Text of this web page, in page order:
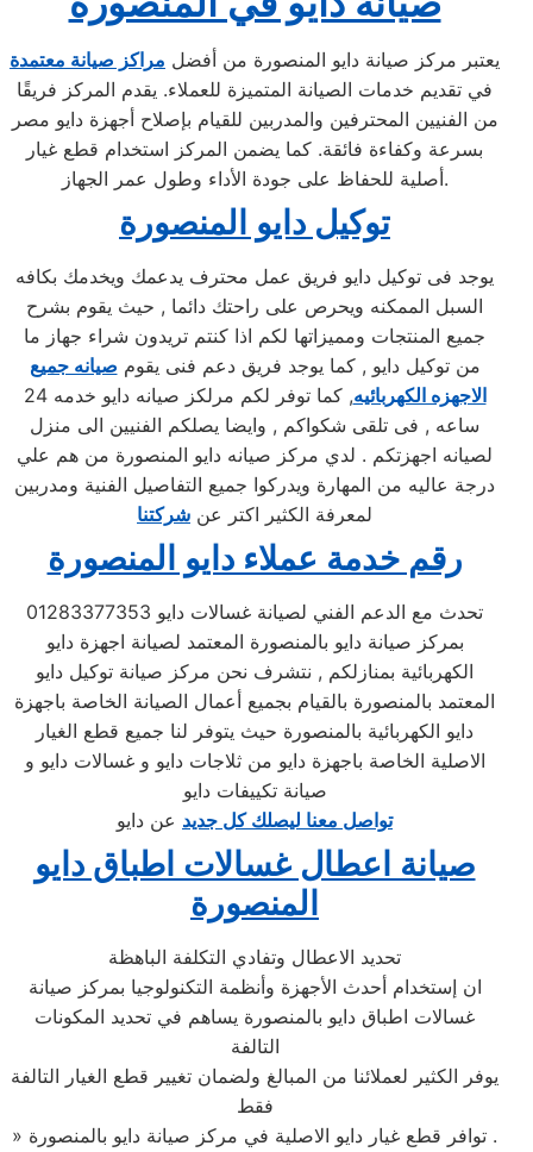
يعتبر مركز صيانة دايو المنصورة من أفضل مراكز صيانة معتمدة
في تقديم خدمات الصيانة المتميزة للعملاء. يقدم المركز فريقًا
من الفنيين المحترفين والمدربين للقيام بإصلاح أجهزة دايو مصر
بسرعة وكفاءة فائقة. كما يضمن المركز استخدام قطع غيار
أصلية للحفاظ على جودة الأداء وطول عمر الجهاز.
توكيل دايو المنصورة
يوجد فى توكيل دايو فريق عمل محترف يدعمك ويخدمك بكافه
السبل الممكنه ويحرص على راحتك دائما , حيث يقوم بشرح
جميع المنتجات ومميزاتها لكم اذا كنتم تريدون شراء جهاز ما
من توكيل دايو , كما يوجد فريق دعم فنى يقوم صيانه جميع
الاجهزه الكهربائيه
, كما توفر لكم مرلكز صيانه دايو خدمه 24
ساعه , فى تلقى شكواكم , وايضا يصلكم الفنيين الى منزل
لصيانه اجهزتكم . لدي مركز صيانه دايو المنصورة من هم علي
درجة عاليه من المهارة ويدركوا جميع التفاصيل الفنية ومدربين
لمعرفة الكثير اكتر عن شركتنا
رقم خدمة عملاء دايو المنصورة
تحدث مع الدعم الفني لصيانة غسالات دايو 01283377353
بمركز صيانة دايو بالمنصورة المعتمد لصيانة اجهزة دايو
الكهربائية بمنازلكم , نتشرف نحن مركز صيانة توكيل دايو
المعتمد بالمنصورة بالقيام بجميع أعمال الصيانة الخاصة باجهزة
دايو الكهربائية بالمنصورة حيث يتوفر لنا جميع قطع الغيار
الاصلية الخاصة باجهزة دايو من ثلاجات دايو و غسالات دايو و
صيانة تكييفات دايو
تواصل معنا ليصلك كل جديد عن دايو
صيانة اعطال غسالات اطباق دايو
المنصورة
تحديد الاعطال وتفادي التكلفة الباهظة
ان إستخدام أحدث الأجهزة وأنظمة التكنولوجيا بمركز صيانة
غسالات اطباق دايو بالمنصورة يساهم في تحديد المكونات
التالفة
يوفر الكثير لعملائنا من المبالغ ولضمان تغيير قطع الغيار التالفة
فقط
» توافر قطع غيار دايو الاصلية في مركز صيانة دايو بالمنصورة .